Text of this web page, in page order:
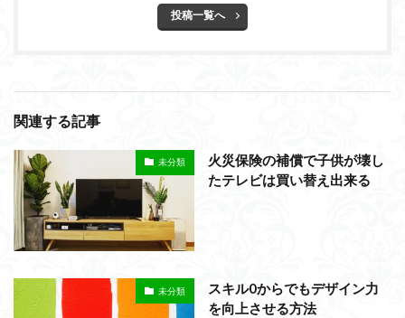
投稿一覧へ
関連する記事
未分類
火災保険の補償で子供が壊し
たテレビは買い替え出来る
未分類
スキル0からでもデザイン力
を向上させる方法